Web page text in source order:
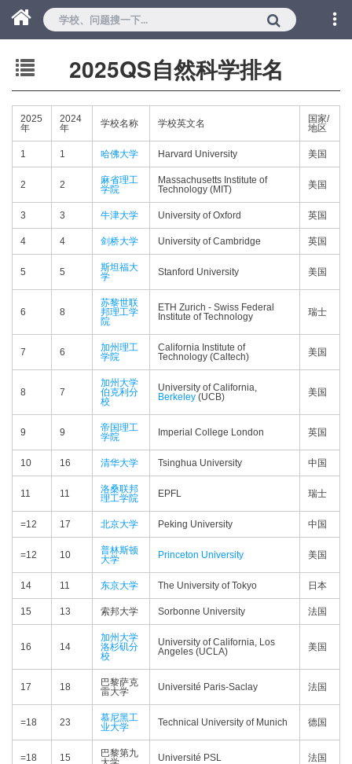
2025QS自然科学排名
2025
年
2024
年
学校名称 学校英文名
国家/
地区
1 1 哈佛大学 Harvard University 美国
2 2
麻省理工
学院
Massachusetts Institute of
Technology (MIT)
美国
3 3 牛津大学 University of Oxford 英国
4 4 剑桥大学 University of Cambridge 英国
5 5
斯坦福大
学
Stanford University 美国
6 8
苏黎世联
邦理工学
院
ETH Zurich - Swiss Federal
Institute of Technology
瑞士
7 6
加州理工
学院
California Institute of
Technology (Caltech)
美国
8 7
加州大学
伯克利分
校
University of California,
Berkeley (UCB) 美国
9 9
帝国理工
学院
Imperial College London 英国
10 16 清华大学 Tsinghua University 中国
11 11
洛桑联邦
理工学院
EPFL 瑞士
=12 17 北京大学 Peking University 中国
=12 10
普林斯顿
大学
Princeton University 美国
14 11 东京大学 The University of Tokyo 日本
15 13 索邦大学 Sorbonne University 法国
16 14
加州大学
洛杉矶分
校
University of California, Los
Angeles (UCLA)
美国
17 18
巴黎萨克
雷大学
Université Paris-Saclay 法国
=18 23
慕尼黑工
业大学
Technical University of Munich 德国
=18 15
巴黎第九
Université PSL 法国